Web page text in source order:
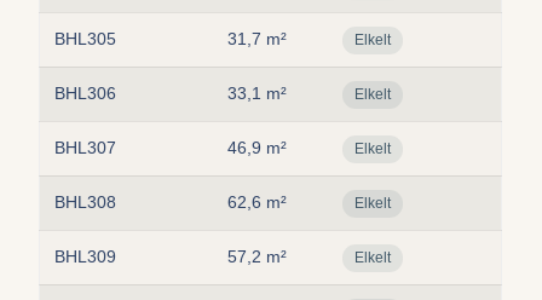
BHL305 31,7 m² Elkelt
BHL306 33,1 m² Elkelt
BHL307 46,9 m² Elkelt
BHL308 62,6 m² Elkelt
BHL309 57,2 m² Elkelt